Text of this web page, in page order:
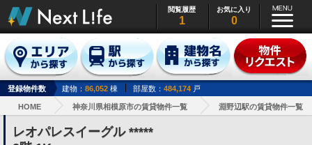
閲覧履歴
1
お気に入り
0
登録物件数 建物： 86,052 棟 部屋数： 484,174 戸
HOME 神奈川県相模原市の賃貸物件一覧 淵野辺駅の賃貸物件一覧
レオパレスイーグル *****